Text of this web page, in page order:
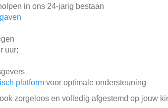
in ons 24-jarig bestaan
uur;
platform voor optimale ondersteuning
zorgeloos en volledig afgestemd op jouw